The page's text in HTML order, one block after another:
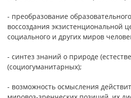
- преобразование
воссоздания экзистенциональной
социального и других миров
- синтез знаний о природе
(социогуманитарных);
- возможность осмысления